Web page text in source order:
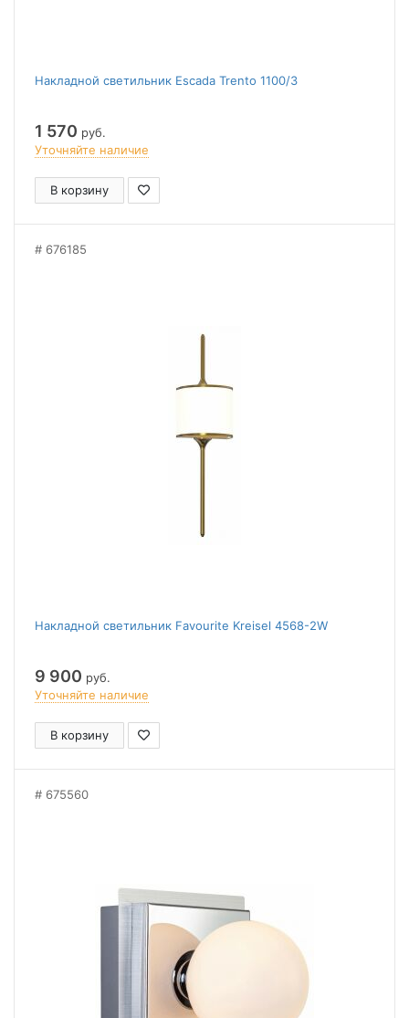
Накладной светильник Escada Trento 1100/3
1 570 руб.
Уточняйте наличие
В корзину
676185
Накладной светильник Favourite Kreisel 4568-2W
9 900 руб.
Уточняйте наличие
В корзину
675560